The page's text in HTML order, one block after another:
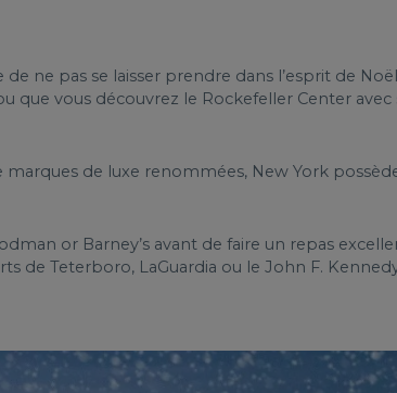
ne pas se laisser prendre dans l’esprit de
que vous découvrez le Rockefeller Center avec
marques de luxe renommées, New York
or Barney’s avant de faire un repas
de Teterboro, LaGuardia ou le John F.